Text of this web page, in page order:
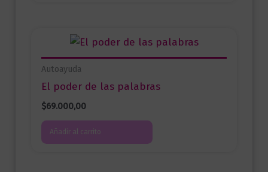
Autoayuda
El poder de las palabras
$69.000,00
Añadir al carrito